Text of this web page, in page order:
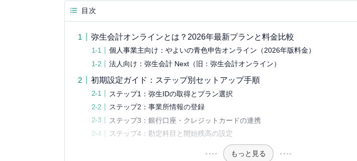
目次
弥生会計オンラインとは？2026年最新プランと料金比較
個人事業主向け：やよいの青色申告オンライン（2026年版料金）
法人向け：弥生会計 Next（旧：弥生会計オンライン）
初期設定ガイド：ステップ別セットアップ手順
ステップ1：弥生IDの取得とプラン選択
ステップ2：事業所情報の登録
ステップ3：銀行口座・クレジットカードの連携
ステップ4：勘定科目と開始残高の設定
もっと見る